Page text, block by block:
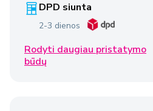
DPD siunta
2-3 dienos
Omniva siunta
Rodyti daugiau pristatymo
būdų